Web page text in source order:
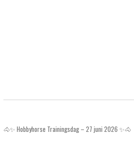
🐴✨ Hobbyhorse Trainingsdag – 27 juni 2026 ✨🐴